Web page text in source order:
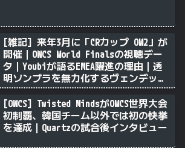
[雑記] 来年3月に「CRカップ OW2」が
開催｜OWCS World Finalsの視聴デー
タ｜Youbiが語るEMEA躍進の理由｜透
明ソンブラを無力化するヴェンデッタ
｜Stalk3rが久々のツィート ほか
[OWCS] Twisted MindsがOWCS世界大会
初制覇、韓国チーム以外では初の快挙
を達成｜Quartzの試合後インタビュー